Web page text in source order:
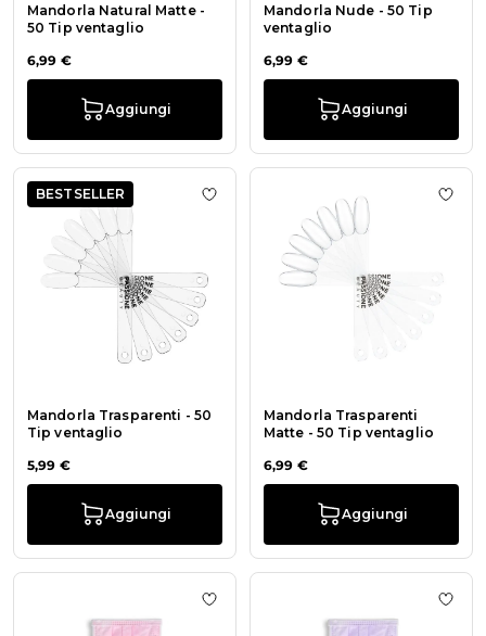
Mandorla Natural Matte -
50 Tip ventaglio
6,99 €
Aggiungi
Mandorla Nude - 50 Tip
ventaglio
6,99 €
Aggiungi
BESTSELLER
Mandorla Trasparenti - 50
Tip ventaglio
5,99 €
Aggiungi
Aggiungi alla wishlist Mandorla
Mandorla Trasparenti
Matte - 50 Tip ventaglio
6,99 €
Aggiungi
Aggiungi alla wishlist Mascherine